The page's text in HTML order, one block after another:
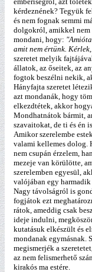
kérdeznének? Tegyük
és nem fognak semmi
dolgokról, amikkel nem
mondani, hogy:
amit nem értünk.
szeretet melyik
állatok, az őseitek, az
fogtok beszélni nekik,
Hányfajta szeretet
azt mondanák, hogy
elkezdtétek, akkor
Mondhatnátok bármit,
szavaitokat, de ti és én
Amikor szerelembe
valami kellemes dolog.
nem csupán érzelem,
mezeje van körülötte,
szerelemben egyesül,
valójában egy
Nagy távolságról is
fogjátok ezt
rátok, ameddig csak
ideje indulni,
kutatásuk elkészült és
mondanak egymásnak.
megismerjék a
az nem felismerhető
kirakós ma estére.